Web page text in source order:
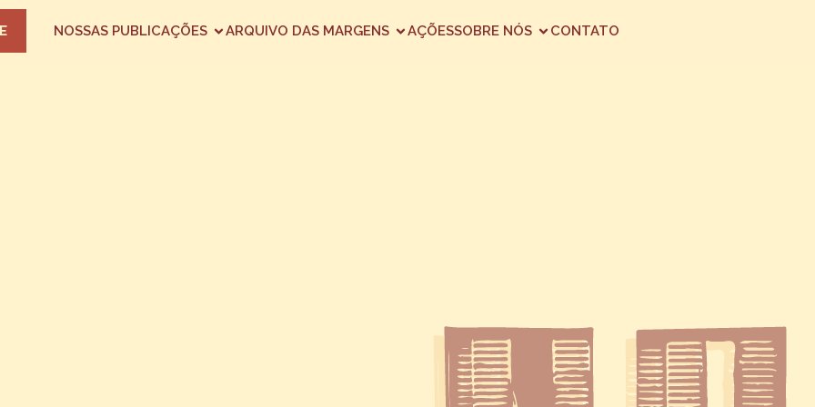
NOSSAS PUBLICAÇÕES ARQUIVO DAS MARGENS AÇÕESSOBRE NÓS CONTATO